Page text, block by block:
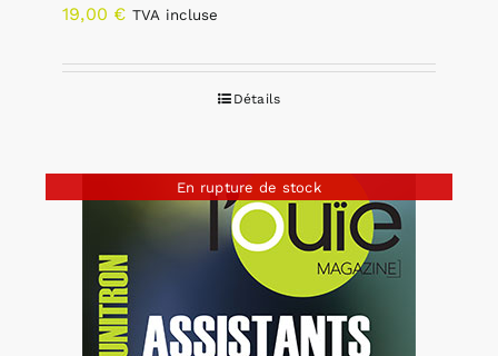
19,00 € TVA incluse
Détails
En rupture de stock